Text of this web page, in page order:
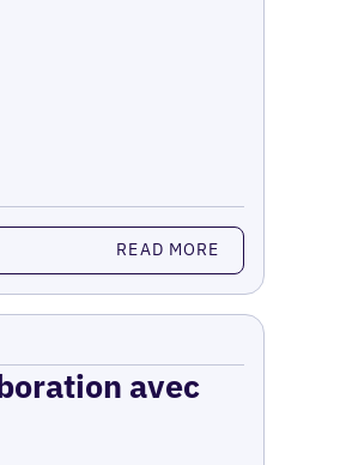
READ MORE
avec